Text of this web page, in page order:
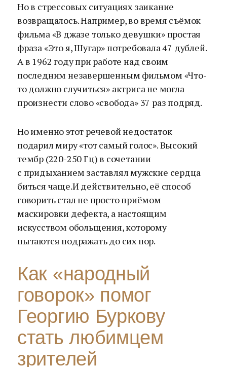
Но в стрессовых ситуациях заикание
возвращалось. Например, во время съёмок
фильма «В джазе только девушки» простая
фраза «Это я, Шугар» потребовала 47 дублей.
А в 1962 году при работе над своим
последним незавершенным фильмом «Что-
то должно случиться» актриса не могла
произнести слово «свобода» 37 раз подряд.
Но именно этот речевой недостаток
подарил миру «тот самый голос». Высокий
тембр (220-250 Гц) в сочетании
с придыханием заставлял мужские сердца
биться чаще.И действительно, её способ
говорить стал не просто приёмом
маскировки дефекта, а настоящим
искусством обольщения, которому
пытаются подражать до сих пор.
Как «народный
говорок» помог
Георгию Буркову
стать любимцем
зрителей